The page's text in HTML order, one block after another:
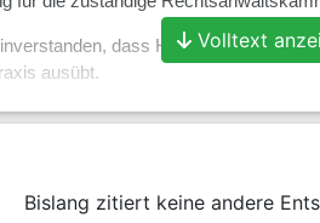
dass Herr ... neben
ausübt.
nach der
ohne im Einzelfall eine Erlaubnis
Volltext
Bislang zitiert keine andere